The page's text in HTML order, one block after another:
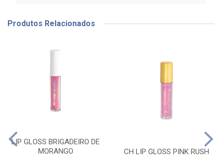
Produtos Relacionados
LIP GLOSS BRIGADEIRO DE
MORANGO
CH LIP GLOSS PINK RUSH